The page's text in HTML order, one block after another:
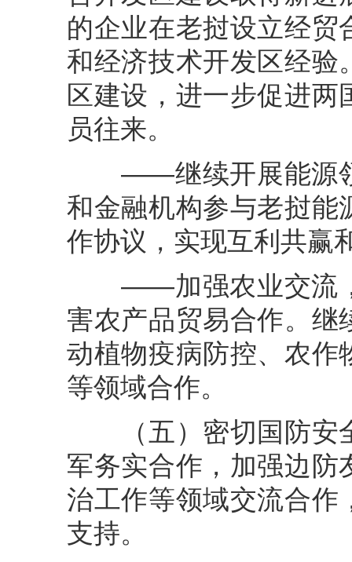
的企业在老挝设立经贸
和经济技术开发区经验
区建设，进一步促进
员往来。
——继续开展能源领
和金融机构参与老挝能
作协议，实现互利共赢
——加强农业交流，
害农产品贸易合作。继
动植物疫病防控、农作
等领域合作。
（五）密切国防安
军务实合作，加强边防
治工作等领域交流合作
支持。